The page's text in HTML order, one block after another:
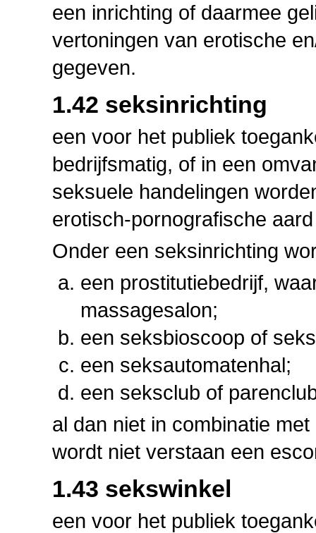
een inrichting of daarmee
vertoningen van erotische
gegeven.
1.42 seksinrichting
een voor het publiek
bedrijfsmatig, of in een
seksuele handelingen
erotisch-pornografische
Onder een seksinrichting
een prostitutiebedrijf,
massagesalon;
een seksbioscoop of
een seksautomatenhal;
een seksclub of
al dan niet in combinatie
wordt niet verstaan een
1.43 sekswinkel
een voor het publiek